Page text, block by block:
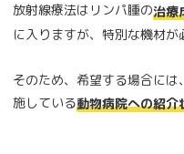
放射線療法はリンパ腫の治療
に入りますが、特別な機材が
そのため、希望する場合に
施している動物病院への紹介